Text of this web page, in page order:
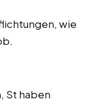
wie
St haben